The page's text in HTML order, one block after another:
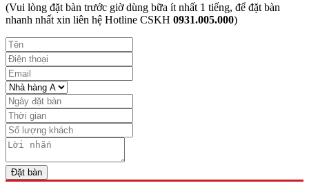
(Vui lòng đặt bàn trước giờ dùng bữa ít nhất 1 tiếng, để đặt bàn
nhanh nhất xin liên hệ Hotline CSKH 0931.005.000)
Đặt bàn